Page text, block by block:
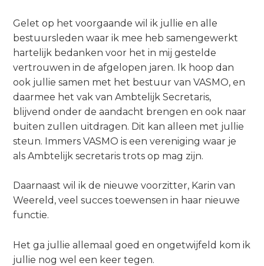
m
p
t
o
m
a
i
n
c
o
t
e
n
Gelet op het voorgaande wil ik jullie en alle
bestuursleden waar ik mee heb samengewerkt
hartelijk bedanken voor het in mij gestelde
vertrouwen in de afgelopen jaren. Ik hoop dan
ook jullie samen met het bestuur van VASMO, en
daarmee het vak van Ambtelijk Secretaris,
blijvend onder de aandacht brengen en ook naar
buiten zullen uitdragen. Dit kan alleen met jullie
steun. Immers VASMO is een vereniging waar je
als Ambtelijk secretaris trots op mag zijn.
Daarnaast wil ik de nieuwe voorzitter, Karin van
Weereld, veel succes toewensen in haar nieuwe
functie.
Het ga jullie allemaal goed en ongetwijfeld kom ik
jullie nog wel een keer tegen.